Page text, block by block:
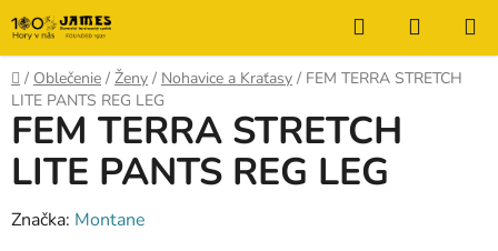
Prejsť
na
obsah
Hľadať
KOŠÍK
Domov
/ Oblečenie / Ženy / Nohavice a Kraťasy / FEM TERRA STRETCH
LITE PANTS REG LEG
FEM TERRA STRETCH
LITE PANTS REG LEG
Značka: Montane